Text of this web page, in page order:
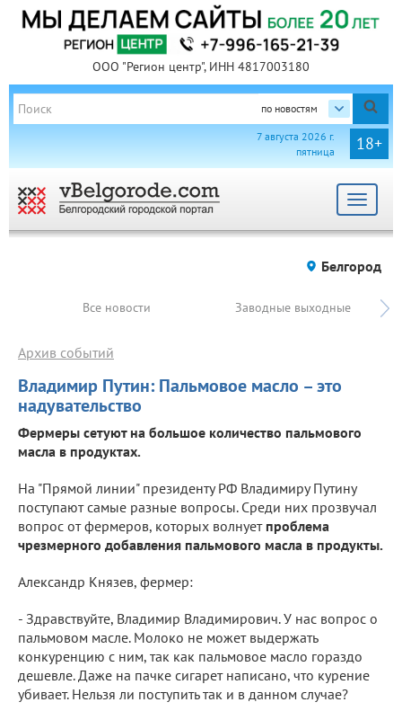
ООО "Регион центр", ИНН 4817003180
по новостям
18+
7 августа 2026 г.
пятница
Toggle
Белгород
Все новости Заводные выходные
Владимир Путин: Пальмовое масло – это
надувательство
Архив событий
Фермеры сетуют на большое количество пальмового
масла в продуктах.
На "Прямой линии" президенту РФ Владимиру Путину
поступают самые разные вопросы. Среди них прозвучал
вопрос от фермеров, которых волнует проблема
чрезмерного добавления пальмового масла в продукты.
Александр Князев, фермер:
- Здравствуйте, Владимир Владимирович. У нас вопрос о
пальмовом масле. Молоко не может выдержать
конкуренцию с ним, так как пальмовое масло гораздо
дешевле. Даже на пачке сигарет написано, что курение
убивает. Нельзя ли поступить так и в данном случае?